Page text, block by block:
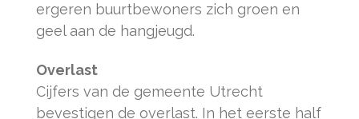
ergeren buurtbewoners zich groen en
geel aan de hangjeugd.
Overlast
Cijfers van de gemeente Utrecht
bevestigen de overlast. In het eerste half